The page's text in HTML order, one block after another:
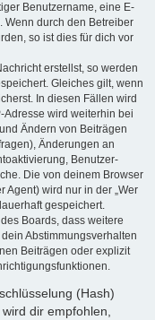
Benutzername, eine E-
Wenn durch den Betreiber
so ist dies für dich vor
erstellst, so werden
Gleiches gilt, wenn
In diesen Fällen wird
wird weiterhin bei
Ändern von Beiträgen
Änderungen an
Benutzer-
Die von deinem Browser
Agent) wird nur in der „Wer
gespeichert.
Boards, dass weitere
Abstimmungsverhalten
Beiträgen oder explizit
(Hash)
dir empfohlen,